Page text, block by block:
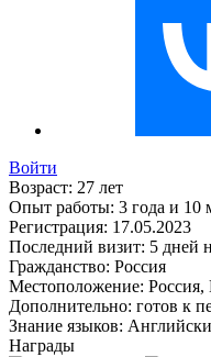
Войти
Возраст: 27 лет
Опыт работы: 3 года и 10
Регистрация: 17.05.2023
Последний визит: 5 дней
Гражданство: Россия
Местоположение: Россия,
Дополнительно: готов к
Знание языков:
Награды